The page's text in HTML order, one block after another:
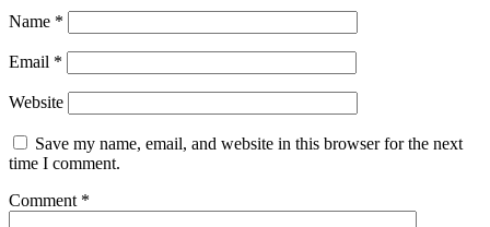
Name *
Email *
Website
Save my name, email, and website in this browser for the next
time I comment.
Comment *